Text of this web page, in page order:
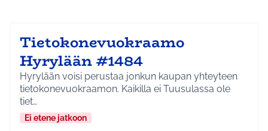
Tietokonevuokraamo
Hyrylään #1484
Hyrylään voisi perustaa jonkun kaupan yhteyteen
tietokonevuokraamon. Kaikilla ei Tuusulassa ole
tiet…
Ei etene jatkoon